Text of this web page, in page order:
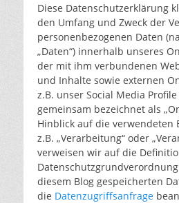
Diese Datenschutzerklärung
den Umfang und Zweck der
personenbezogenen Daten
„Daten“) innerhalb unseres
der mit ihm verbundenen
und Inhalte sowie externen
z.B. unser Social Media
gemeinsam bezeichnet als
Hinblick auf die verwendeten
z.B. „Verarbeitung“ oder
verweisen wir auf die
Datenschutzgrundverordnung
diesem Blog gespeicherten
die Datenzugriffsanfrage